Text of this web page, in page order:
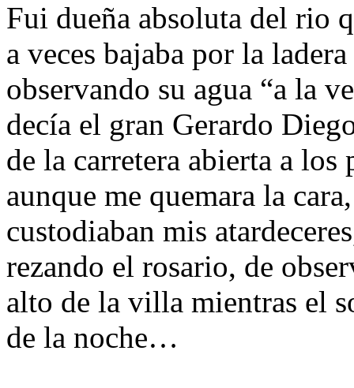
Fui dueña absoluta del rio
a veces bajaba por la
observando su agua “a la
decía el gran Gerardo
de la carretera abierta a
aunque me quemara la
custodiaban mis
rezando el rosario, de
alto de la villa mientras el
de la noche…